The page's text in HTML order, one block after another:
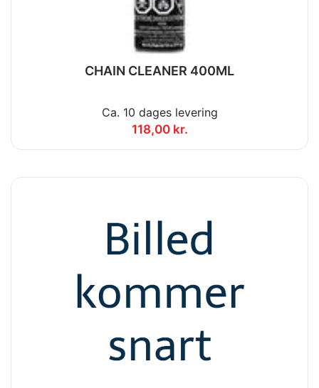
CHAIN CLEANER 400ML
Ca. 10 dages levering
118,00 kr.